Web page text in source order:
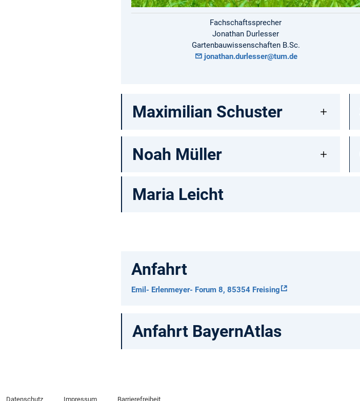
Fachschaftssprecher
Jonathan Durlesser
Gartenbauwissenschaften B.Sc.
jonathan.durlesser@tum.de
Maximilian Schuster
Noah Müller
Maria Leicht
Anfahrt
Emil- Erlenmeyer- Forum 8, 85354 Freising
Anfahrt BayernAtlas
Datenschutz Impressum Barrierefreiheit